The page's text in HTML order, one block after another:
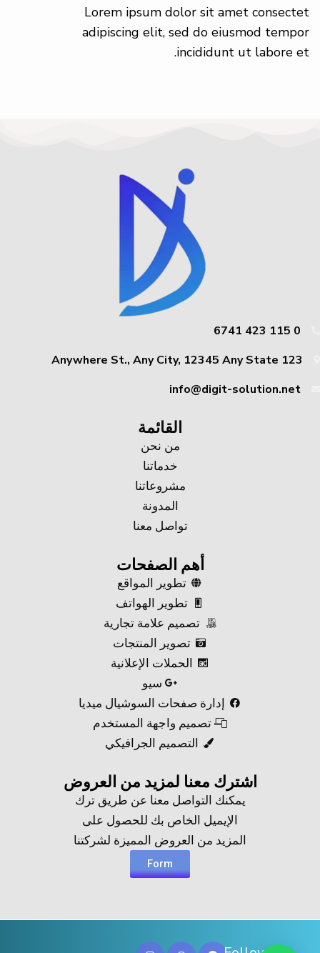
Lorem ipsum dolor sit amet consectet
adipiscing elit, sed do eiusmod tempor
incididunt ut labore et.
0 115 423 6741
123 Anywhere St., Any City, 12345 Any State
info@digit-solution.net
القائمة
من نحن
خدماتنا
مشروعاتنا
المدونة
تواصل معنا
أهم الصفحات
تطوير المواقع
تطوير الهواتف
تصميم علامة تجارية
تصوير المنتجات
الحملات الإعلانية
سيو
إدارة صفحات السوشيال ميديا
تصميم واجهة المستخدم
التصميم الجرافيكي
اشترك معنا لمزيد من العروض​
يمكنك التواصل معنا عن طريق ترك
الإيميل الخاص بك للحصول على
المزيد من العروض المميزة لشركتنا
Form